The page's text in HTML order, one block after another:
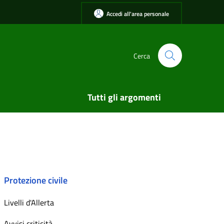
Accedi all'area personale
Cerca
Tutti gli argomenti
Protezione civile
Livelli d'Allerta